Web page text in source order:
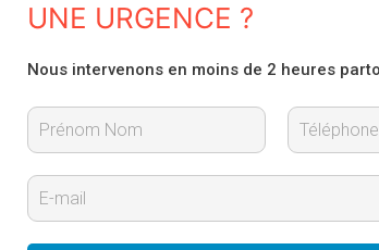
UNE URGENCE ?
Nous intervenons en moins de 2 heures
r
n
o
E
m